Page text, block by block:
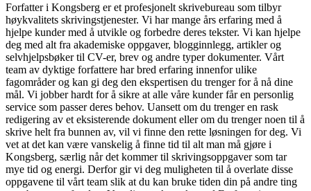
Forfatter i Kongsberg er et profesjonelt skrivebureau som tilbyr
høykvalitets skrivingstjenester. Vi har mange års erfaring med å
hjelpe kunder med å utvikle og forbedre deres tekster. Vi kan hjelpe
deg med alt fra akademiske oppgaver, blogginnlegg, artikler og
selvhjelpsbøker til CV-er, brev og andre typer dokumenter. Vårt
team av dyktige forfattere har bred erfaring innenfor ulike
fagområder og kan gi deg den ekspertisen du trenger for å nå dine
mål. Vi jobber hardt for å sikre at alle våre kunder får en personlig
service som passer deres behov. Uansett om du trenger en rask
redigering av et eksisterende dokument eller om du trenger noen til å
skrive helt fra bunnen av, vil vi finne den rette løsningen for deg. Vi
vet at det kan være vanskelig å finne tid til alt man må gjøre i
Kongsberg, særlig når det kommer til skrivingsoppgaver som tar
mye tid og energi. Derfor gir vi deg muligheten til å overlate disse
oppgavene til vårt team slik at du kan bruke tiden din på andre ting